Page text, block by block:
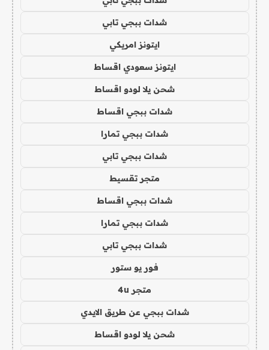
شدات ببجي تابي
ايتونز امريكي
ايتونز سعودي اقساط
شحن يلا لودو اقساط
شدات ببجي اقساط
شدات ببجي تمارا
شدات ببجي تابي
متجر تقسيط
شدات ببجي اقساط
شدات ببجي تمارا
شدات ببجي تابي
فور يو ستور
متجر 4u
شدات ببجي عن طريق الايدي
شحن يلا لودو اقساط